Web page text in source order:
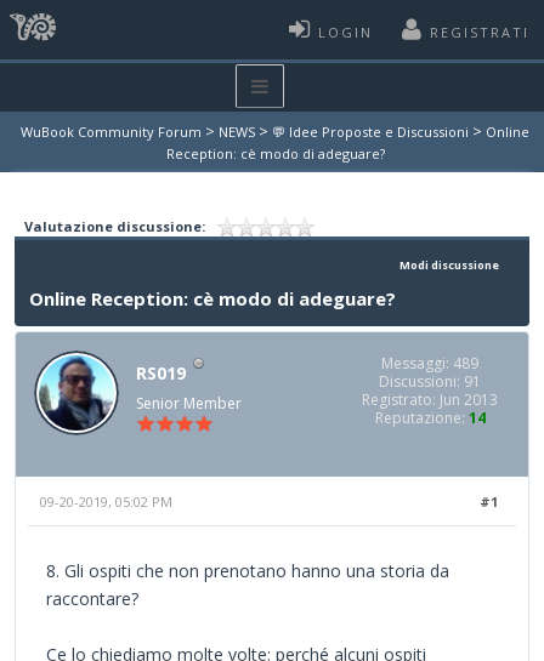
LOGIN REGISTRATI
WuBook Community Forum > NEWS > 💬 Idee Proposte e Discussioni > Online
Reception: cè modo di adeguare?
Valutazione discussione:
Modi discussione
Online Reception: cè modo di adeguare?
RS019
Senior Member
Messaggi: 489
Discussioni: 91
Registrato: Jun 2013
Reputazione: 14
#1
09-20-2019, 05:02 PM
8. Gli ospiti che non prenotano hanno una storia da
raccontare?
Ce lo chiediamo molte volte: perché alcuni ospiti